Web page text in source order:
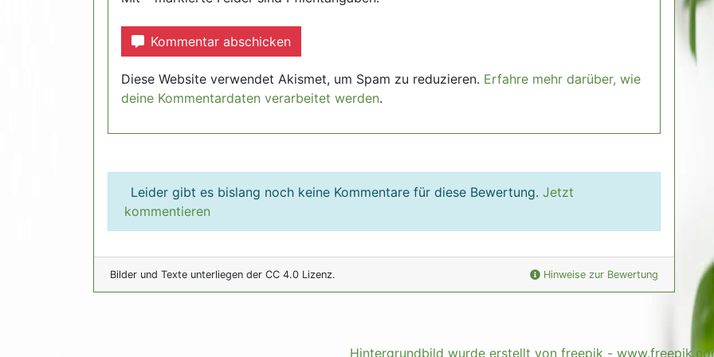
Kommentar abschicken
Diese Website verwendet Akismet, um Spam zu reduzieren. Erfahre mehr darüber, wie
deine Kommentardaten verarbeitet werden.
Leider gibt es bislang noch keine Kommentare für diese Bewertung. Jetzt
kommentieren
Bilder und Texte unterliegen der CC 4.0 Lizenz. Hinweise zur Bewertung
Hintergrundbild wurde erstellt von freepik -